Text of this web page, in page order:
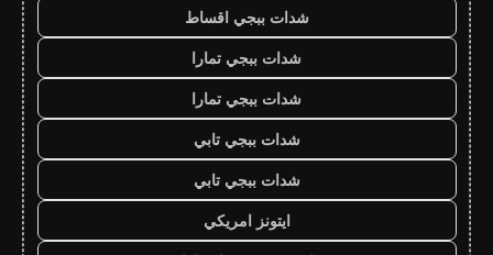
شدات ببجي اقساط
شدات ببجي تمارا
شدات ببجي تمارا
شدات ببجي تابي
شدات ببجي تابي
ايتونز امريكي